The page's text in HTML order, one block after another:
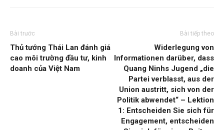
Bài trước
Thủ tướng Thái Lan đánh giá
cao môi trường đầu tư, kinh
doanh của Việt Nam
Bài tiếp theo
Widerlegung von
Informationen darüber, dass
Quang Ninhs Jugend „die
Partei verblasst, aus der
Union austritt, sich von der
Politik abwendet“ – Lektion
1: Entscheiden Sie sich für
Engagement, entscheiden